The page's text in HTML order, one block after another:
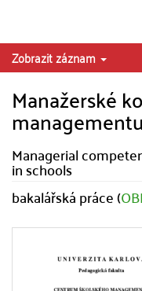
Zobrazit záznam
Manažerské
Managerial
in schools
bakalářská práce (